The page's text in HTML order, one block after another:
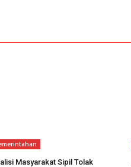
Masyarakat Sipil Tolak